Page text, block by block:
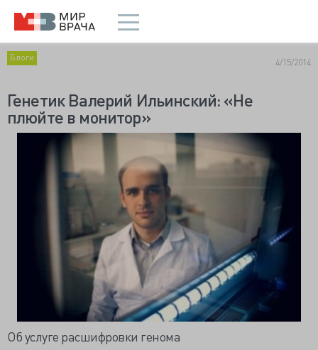
Блоги 4/15/2014
Генетик Валерий Ильинский: «Не
плюйте в монитор»
Об услуге расшифровки генома